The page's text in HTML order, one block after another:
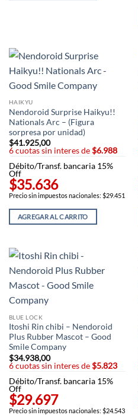
HAIKYU
Nendoroid Surprise Haikyu!!
Nationals Arc – (Figura
sorpresa por unidad)
$41.925,00
6 cuotas sin interes de$6.988
Débito/Transf. bancaria 15%
Off
$35.636
Precio sin impuestos nacionales: $29.451
AGREGAR AL CARRITO
BLUE LOCK
Itoshi Rin chibi – Nendoroid
Plus Rubber Mascot – Good
Smile Company
$34.938,00
6 cuotas sin interes de$5.823
Débito/Transf. bancaria 15%
Off
$29.697
Precio sin impuestos nacionales: $24.543